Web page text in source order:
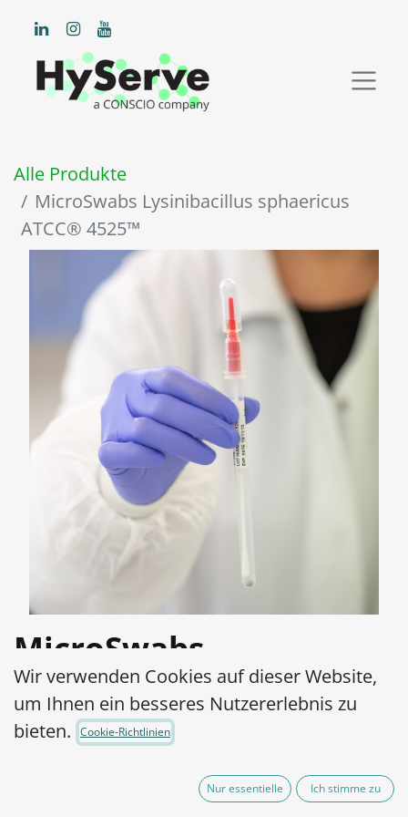
Alle Produkte
MicroSwabs Lysinibacillus sphaericus
ATCC® 4525™
MicroSwabs
Lysinibacillus
sphaericus ATCC®
MSB0050002
Wir verwenden Cookies auf dieser Website,
um Ihnen ein besseres Nutzererlebnis zu
bieten.
Cookie-Richtlinien
Nur essentielle Ich stimme zu